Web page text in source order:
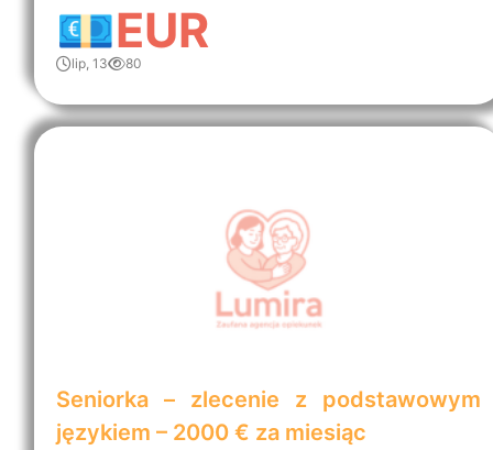
💶EUR
lip, 13 80
Seniorka – zlecenie z podstawowym
językiem – 2000 € za miesiąc